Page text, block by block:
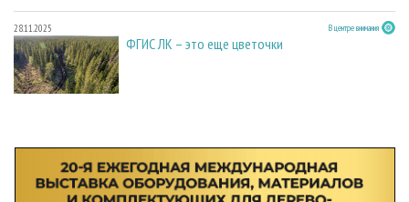
28.11.2025 В центре внимания
ФГИС ЛК – это еще цветочки